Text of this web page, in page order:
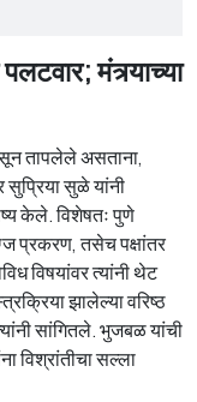
मंत्र्याच्या
तापलेले असताना,
सुप्रिया सुळे यांनी
केले. विशेषतः पुणे
प्रकरण, तसेच पक्षांतर
विषयांवर त्यांनी थेट
झालेल्या वरिष्ठ
सांगितले. भुजबळ यांची
विश्रांतीचा सल्ला